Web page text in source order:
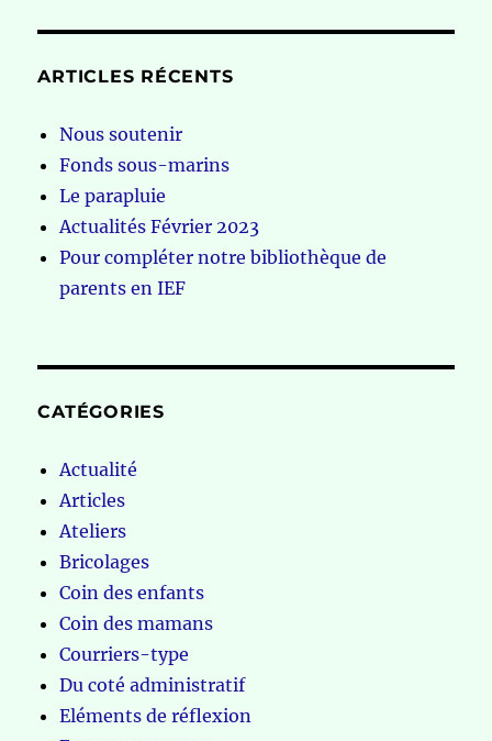
ARTICLES RÉCENTS
Nous soutenir
Fonds sous-marins
Le parapluie
Actualités Février 2023
Pour compléter notre bibliothèque de
parents en IEF
CATÉGORIES
Actualité
Articles
Ateliers
Bricolages
Coin des enfants
Coin des mamans
Courriers-type
Du coté administratif
Eléments de réflexion